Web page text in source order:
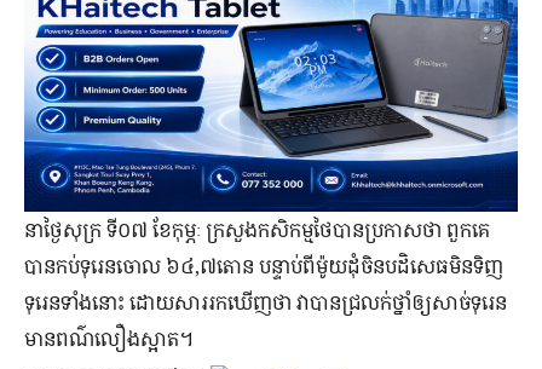
នាថ្ងៃសុក្រ ទី០៧ ខែកុម្ភៈ ក្រសួងកសិកម្មថៃបានប្រកាសថា ពួកគេ
បានកប់ទុរេនចោល ៦៤,៧តោន បន្ទាប់ពីម៉ូយដុំចិនបដិសេធមិនទិញ
ទុរេនទាំងនោះ ដោយសាររកឃើញថា វាបានជ្រលក់ថ្នាំឲ្យសាច់ទុរេន
មានពណ៌លឿងស្អាត។